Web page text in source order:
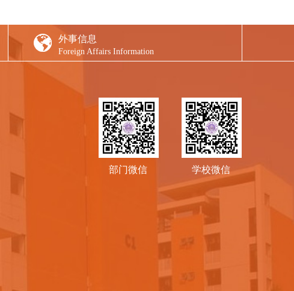
外事信息
Foreign Affairs Information
部门微信 学校微信